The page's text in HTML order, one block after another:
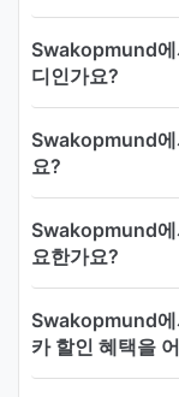
Swakopmund에
디인가요?
Swakopmund에
요?
Swakopmund에
요한가요?
Swakopmund에
카 할인 혜택을